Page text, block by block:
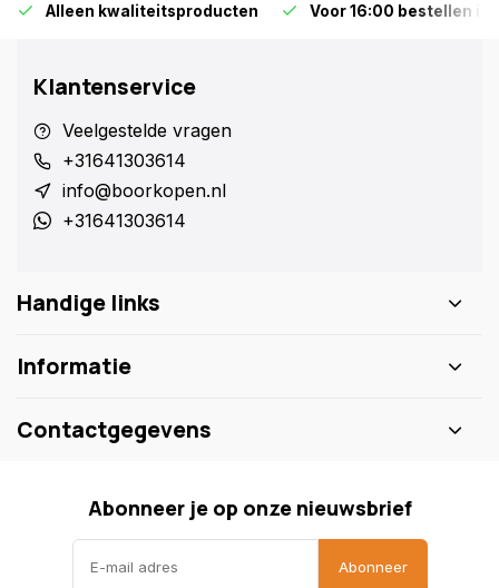
Alleen kwaliteitsproducten Voor 16:00 bestellen is
Klantenservice
Veelgestelde vragen
+31641303614
info@boorkopen.nl
+31641303614
Handige links
Informatie
Contactgegevens
Abonneer je op onze nieuwsbrief
Abonneer